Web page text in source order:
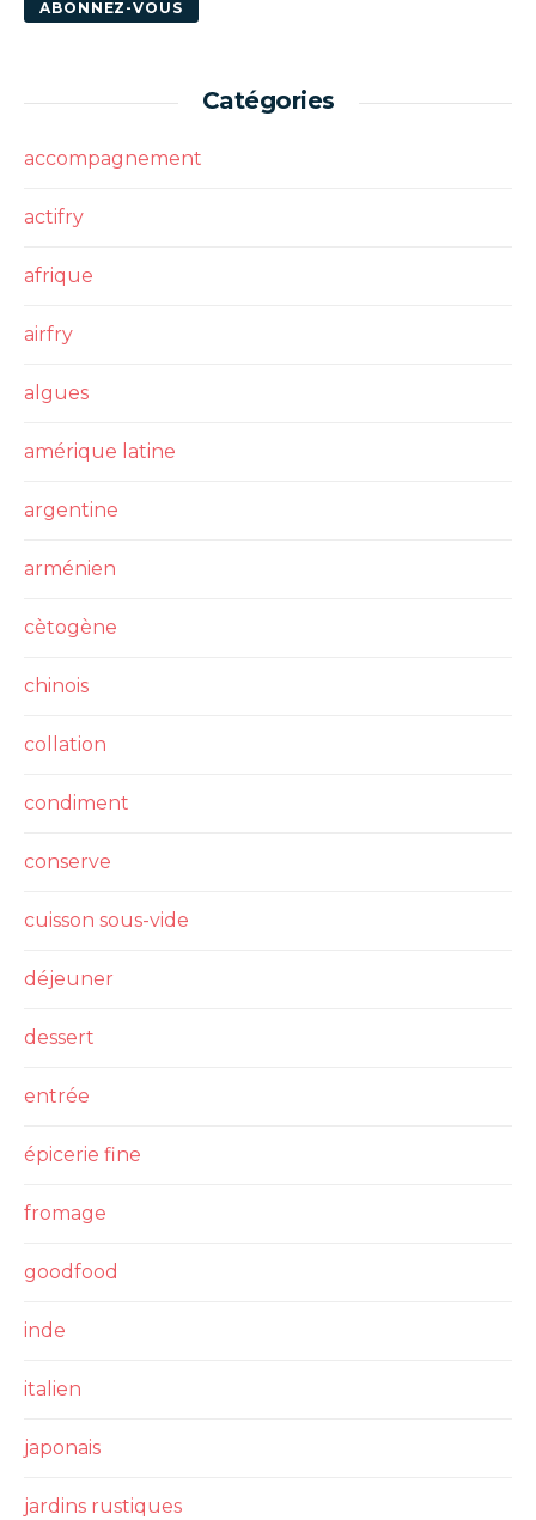
Catégories
accompagnement
actifry
afrique
airfry
algues
amérique latine
argentine
arménien
cètogène
chinois
collation
condiment
conserve
cuisson sous-vide
déjeuner
dessert
entrée
épicerie fine
fromage
goodfood
inde
italien
japonais
jardins rustiques